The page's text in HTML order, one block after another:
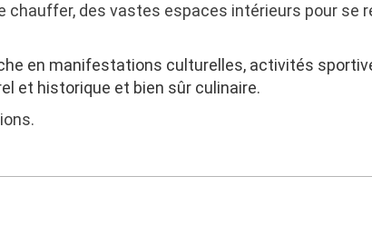
chauffer, des vastes espaces intérieurs pour se
en manifestations culturelles, activités
et historique et bien sûr culinaire.